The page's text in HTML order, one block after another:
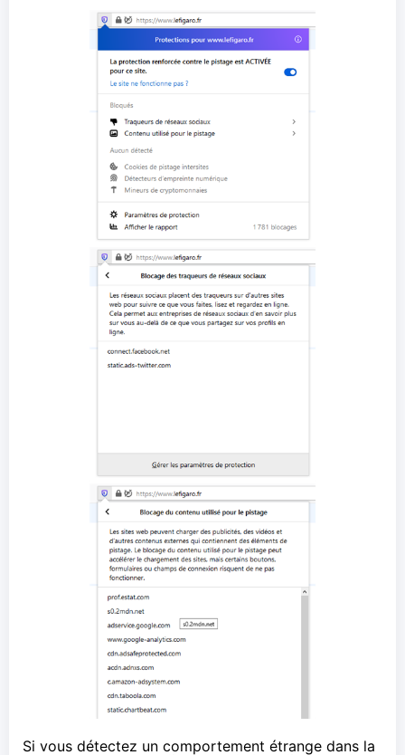
Si vous détectez un comportement étrange dans la